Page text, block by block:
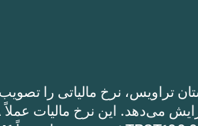
تراویس، نرخ مالیاتی را